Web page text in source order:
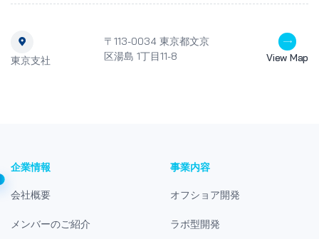
東京支社
〒113-0034 東京都文京
区湯島 1丁目11-8
View Map
企業情報
会社概要
メンバーのご紹介
事業内容
オフショア開発
ラボ型開発